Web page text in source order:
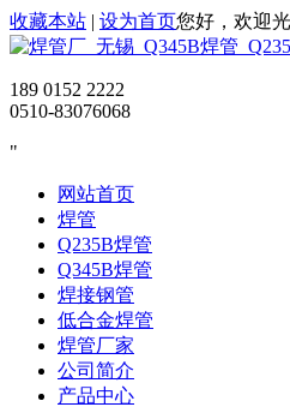
收藏本站 | 设为首页您好，欢迎
189 0152 2222
0510-83076068
网站首页
焊管
Q235B焊管
Q345B焊管
焊接钢管
低合金焊管
焊管厂家
公司简介
产品中心